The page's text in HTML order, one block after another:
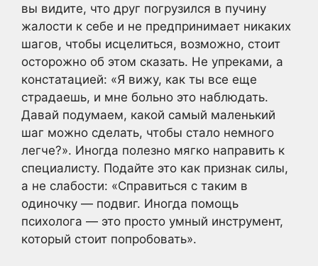
вы видите, что друг погрузился в пучину
жалости к себе и не предпринимает никаких
шагов, чтобы исцелиться, возможно, стоит
осторожно об этом сказать. Не упреками, а
констатацией: «Я вижу, как ты все еще
страдаешь, и мне больно это наблюдать.
Давай подумаем, какой самый маленький
шаг можно сделать, чтобы стало немного
легче?». Иногда полезно мягко направить к
специалисту. Подайте это как признак силы,
а не слабости: «Справиться с таким в
одиночку — подвиг. Иногда помощь
психолога — это просто умный инструмент,
который стоит попробовать».